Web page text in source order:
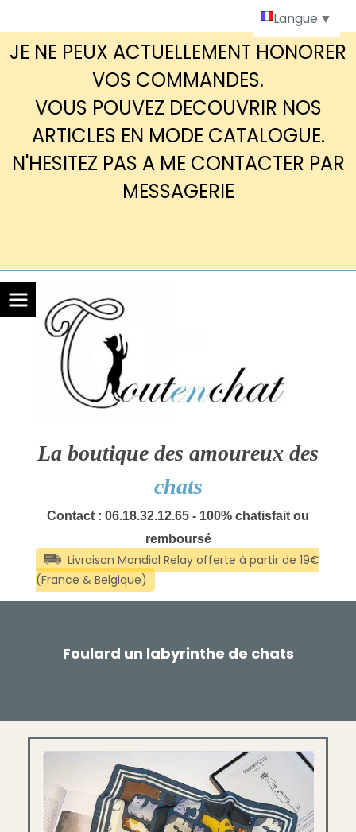
JE NE PEUX ACTUELLEMENT HONORER
VOS COMMANDES.
VOUS POUVEZ DECOUVRIR NOS
ARTICLES EN MODE CATALOGUE.
N'HESITEZ PAS A ME CONTACTER PAR
MESSAGERIE
La boutique des amoureux des
chats
Contact : 06.18.32.12.65 - 100% chatisfait ou
remboursé
Foulard un labyrinthe de chats
Langue ▼